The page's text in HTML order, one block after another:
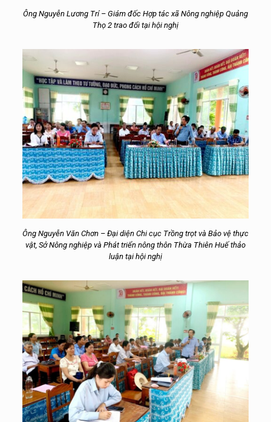
Ông Nguyễn Lương Trí – Giám đốc Hợp tác xã Nông nghiệp Quảng
Thọ 2 trao đổi tại hội nghị
Ông Nguyễn Văn Chơn – Đại diện Chi cục Trồng trọt và Bảo vệ thực
vật, Sở Nông nghiệp và Phát triển nông thôn Thừa Thiên Huế thảo
luận tại hội nghị